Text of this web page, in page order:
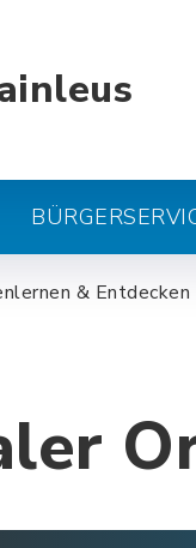
& Entdecken